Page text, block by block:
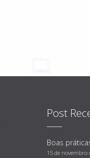
Post
Boas
15 de novembro